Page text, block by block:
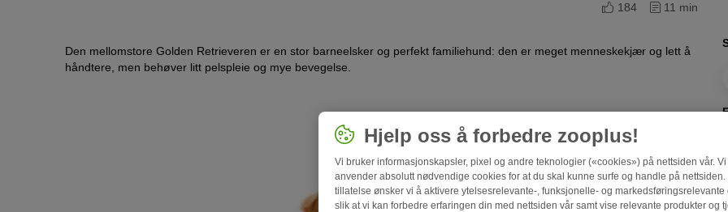
184
11 min
Den mellomstore Golden Retrieveren er en stor barneelsker og perfekt familiehund: den er meget menneskekjær og lett å
håndtere, men behøver litt pelspleie og mye bevegelse.
Hjelp oss å forbedre zooplus!
Vi bruker informasjonskapsler, pixel og andre teknologier («cookies») på nettsiden vår. Vi
anvender absolutt nødvendige cookies for at du skal kunne surfe og handle på nettsiden.
tillatelse ønsker vi å aktivere ytelsesrelevante-, funksjonelle- og markedsføringsrelevante
slik at vi kan forbedre erfaringen din med nettsiden vår samt vise relevante produkter og